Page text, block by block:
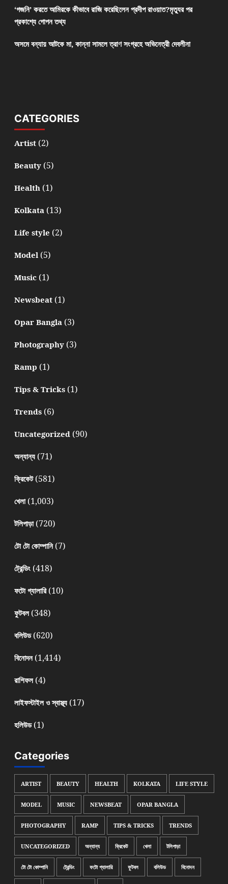
‘গজনি’ করতে আমিরকে কীভাবে রাজি করেছিলেন প্রদীপ রাওয়াত?মৃত্যুর পর
প্রকাশ্যে গোপন তথ্য
অসমে বন্যায় আটকে মা, কান্না সামলে ত্রাণ সংগ্রহে অভিনেত্রী দেবলীনা
CATEGORIES
Artist(2)
Beauty(5)
Health(1)
Kolkata(13)
Life style (2)
Model(5)
Music(1)
Newsbeat(1)
Opar Bangla(3)
Photography(3)
Ramp (1)
Tips & Tricks(1)
Trends(6)
Uncategorized(90)
অন্যান্য(71)
ক্রিকেট(581)
খেলা(1,003)
টলিপাড়া(720)
টো টো কোম্পানি(7)
ট্রেন্ডিং(418)
ফটো গ্যালারি(10)
ফুটবল(348)
বলিউড(620)
বিনোদন(1,414)
রাশিফল(4)
লাইফস্টাইল ও স্বাস্থ্য(17)
হলিউড(1)
Categories
ARTIST BEAUTY HEALTH KOLKATA LIFE STYLE
MODEL MUSIC NEWSBEAT OPAR BANGLA
PHOTOGRAPHY RAMP TIPS & TRICKS TRENDS
UNCATEGORIZED অন্যান্য ক্রিকেট খেলা টলিপাড়া
টো টো কোম্পানি ট্রেন্ডিং ফটো গ্যালারি ফুটবল বলিউড বিনোদন